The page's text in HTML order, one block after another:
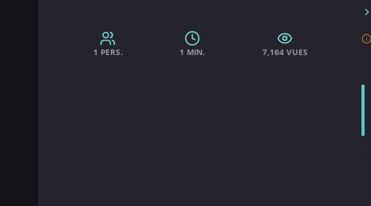
1 PERS. 1 MIN. 7,164 VUES